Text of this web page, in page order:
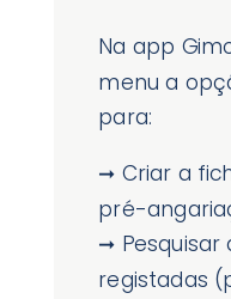
Na app
menu a
para:
➞ Criar a
pré-
➞
registadas